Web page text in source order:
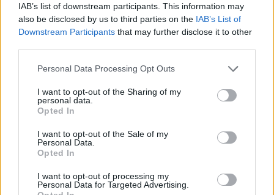
IAB’s list of downstream participants. This information may
also be disclosed by us to third parties on the IAB’s List of
Downstream Participants that may further disclose it to other
Personal Data Processing Opt Outs
I want to opt-out of the Sharing of my
personal data.
Opted In
I want to opt-out of the Sale of my
Personal Data.
Opted In
I want to opt-out of processing my
Personal Data for Targeted Advertising.
Žinios | Sportas
atskleis artimiausius karjeros planus
Žinios | Sportas
Rūtos Meilutytės planuose — ne tik pokyčiai sporte,
bet ir universitetas